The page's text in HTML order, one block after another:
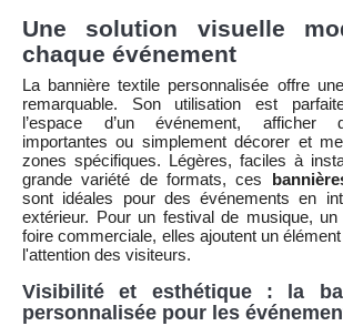
Une solution visuelle
chaque événement
La bannière textile personnalisée offre
remarquable. Son utilisation est
l’espace d’un événement, afficher
importantes ou simplement décorer et
zones spécifiques. Légères, faciles à
grande variété de formats, ces
sont idéales pour des événements en
extérieur. Pour un festival de musique,
foire commerciale, elles ajoutent un
l'attention des visiteurs.
Visibilité et esthétique : la
personnalisée pour les